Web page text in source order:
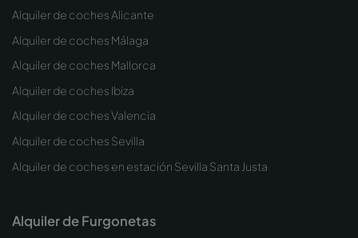
Alquiler de coches Alicante
Alquiler de coches Málaga
Alquiler de coches Mallorca
Alquiler de coches Ibiza
Alquiler de coches Valencia
Alquiler de coches Sevilla
Alquiler de coches en estación Sevilla Santa Justa
Alquiler de Furgonetas